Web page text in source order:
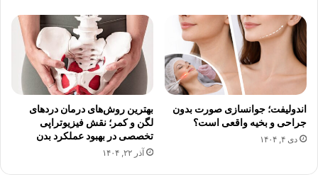
اندولیفت؛ جوانسازی صورت بدون
جراحی و بخیه واقعی است؟
دی ۴, ۱۴۰۴
بهترین روش‌های درمان دردهای
لگن و کمر؛ نقش فیزیوتراپی
تخصصی در بهبود عملکرد بدن
آذر ۲۲, ۱۴۰۴